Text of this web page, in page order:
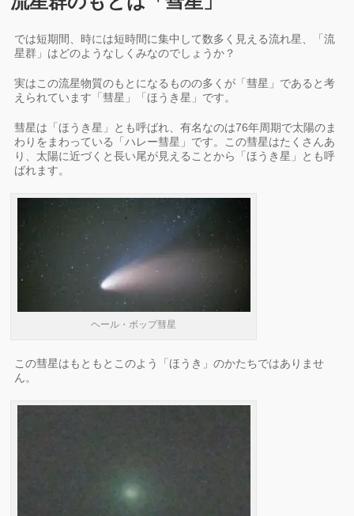
では短期間、時には短時間に集中して数多く見える流れ星、「流
星群」はどのようなしくみなのでしょうか？
実はこの流星物質のもとになるものの多くが「彗星」であると考
えられています「彗星」「ほうき星」です。
彗星は「ほうき星」とも呼ばれ、有名なのは76年周期で太陽のま
わりをまわっている「ハレー彗星」です。この彗星はたくさんあ
り、太陽に近づくと長い尾が見えることから「ほうき星」とも呼
ばれます。
ヘール・ボップ彗星
この彗星はもともとこのよう「ほうき」のかたちではありませ
ん。